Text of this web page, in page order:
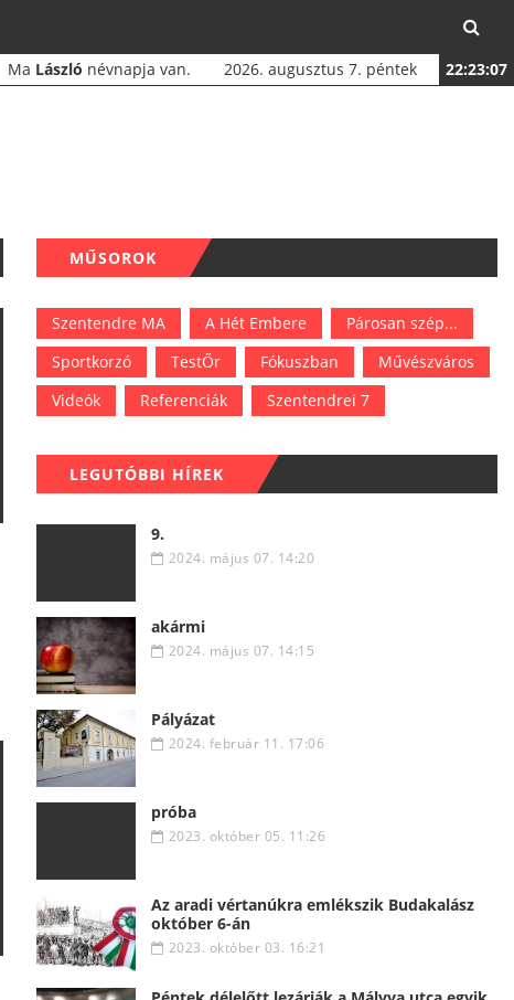
Ma László névnapja van. 2026. augusztus 7. péntek 22:23:08
MŰSOROK
Szentendre MA A Hét Embere
Párosan szép...
Sportkorzó
TestŐr Fókuszban
Művészváros
Videók
Referenciák Szentendrei 7
LEGUTÓBBI HÍREK
9.
2024. május 07. 14:20
akármi
2024. május 07. 14:15
Pályázat
2024. február 11. 17:06
próba
2023. október 05. 11:26
Az aradi vértanúkra emlékszik Budakalász
október 6-án
2023. október 03. 16:21